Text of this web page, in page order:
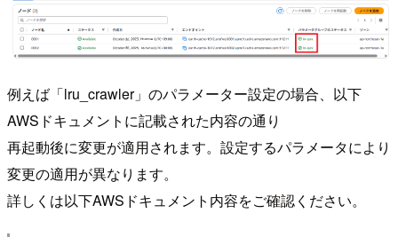
例えば「lru_crawler」のパラメーター設定の場合、以下
AWSドキュメントに記載された内容の通り
再起動後に変更が適用されます。設定するパラメータにより
変更の適用が異なります。
詳しくは以下AWSドキュメント内容をご確認ください。